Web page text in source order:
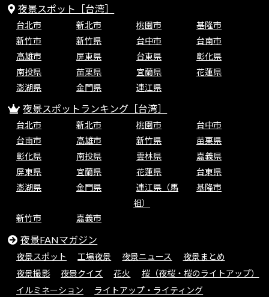
夜景スポット［台湾］
台北市 新北市 桃園市
基隆市
新竹市
新竹県 台中市
台南市
高雄市
屏東県 台東県
彰化県
南投県
苗栗県 宜蘭県
花蓮県
澎湖県
金門県 連江県
夜景スポットランキング［台湾］
台北市 新北市 桃園市
台中市
台南市
高雄市 新竹県
苗栗県
彰化県
南投県 雲林県
嘉義県
屏東県
宜蘭県 花蓮県
台東県
澎湖県
金門県
連江県（馬
祖）
基隆市
新竹市 嘉義市
夜景FANマガジン
夜景スポット 工場夜景 夜景ニュース
夜景まとめ
夜景撮影
夜景クイズ 花火
桜（夜桜・桜のライトアップ）
イルミネーション
ライトアップ・ライティング